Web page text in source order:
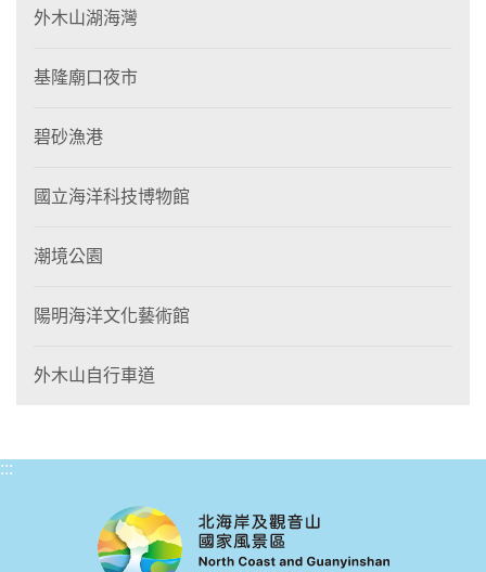
外木山湖海灣
基隆廟口夜市
碧砂漁港
國立海洋科技博物館
潮境公園
陽明海洋文化藝術館
外木山自行車道
:::